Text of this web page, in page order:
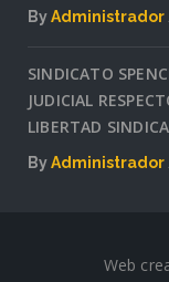
ByAdministrador
SINDICATO
JUDICIAL
LIBERTAD
ByAdministrador
Web